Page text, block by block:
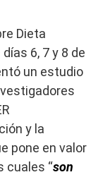
Dieta
6, 7 y 8 de
un estudio
y la
pone en valor
cuales “son